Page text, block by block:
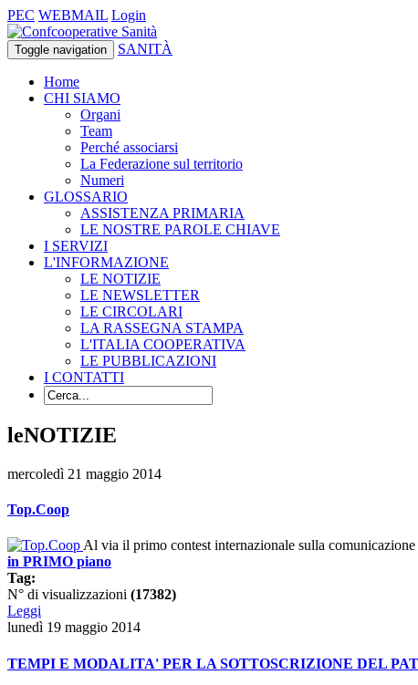
PEC WEBMAIL Login
Toggle navigation SANITÀ
Home
CHI SIAMO
Organi
Team
Perché associarsi
La Federazione sul territorio
Numeri
GLOSSARIO
ASSISTENZA PRIMARIA
LE NOSTRE PAROLE CHIAVE
I SERVIZI
L'INFORMAZIONE
LE NOTIZIE
LE NEWSLETTER
LE CIRCOLARI
LA RASSEGNA STAMPA
L'ITALIA COOPERATIVA
LE PUBBLICAZIONI
I CONTATTI
leNOTIZIE
mercoledì 21 maggio 2014
Top.Coop
Al via il primo contest internazionale sulla comunicazione
in PRIMO piano
Tag:
N° di visualizzazioni (17382)
Leggi
lunedì 19 maggio 2014
TEMPI E MODALITA' PER LA SOTTOSCRIZIONE DEL